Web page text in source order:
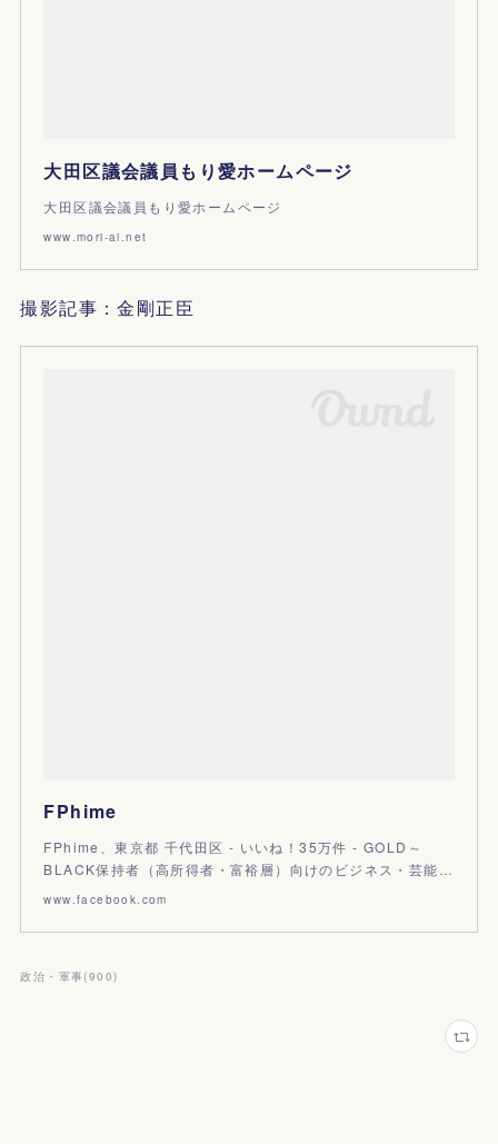
大田区議会議員もり愛ホームページ
大田区議会議員もり愛ホームページ
www.mori-ai.net
撮影記事：金剛正臣
FPhime
FPhime、東京都 千代田区 - いいね！35万件 - GOLD～
BLACK保持者（高所得者・富裕層）向けのビジネス・芸能…
www.facebook.com
政治・軍事(900)